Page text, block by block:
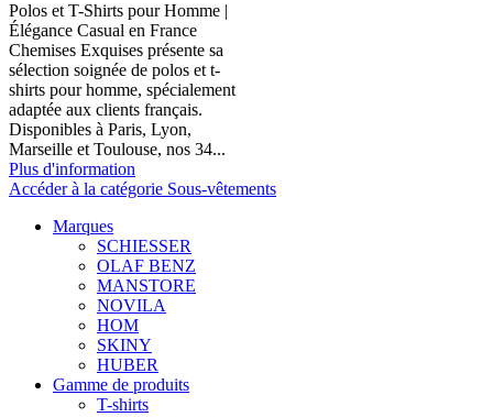
Polos et T-Shirts pour Homme |
Élégance Casual en France
Chemises Exquises présente sa
sélection soignée de polos et t-
shirts pour homme, spécialement
adaptée aux clients français.
Disponibles à Paris, Lyon,
Marseille et Toulouse, nos 34...
Plus d'information
Accéder à la catégorie Sous-vêtements
Marques
SCHIESSER
OLAF BENZ
MANSTORE
NOVILA
HOM
SKINY
HUBER
Gamme de produits
T-shirts